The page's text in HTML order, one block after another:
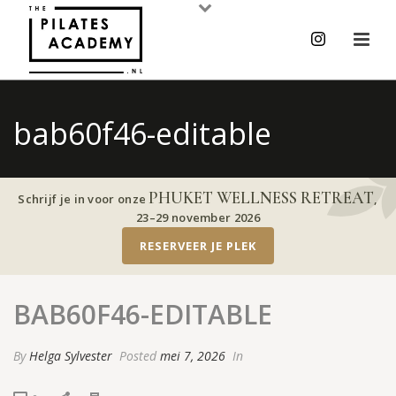
bab60f46-editable
Schrijf je in voor onze PHUKET WELLNESS RETREAT,
23–29 november 2026
RESERVEER JE PLEK
BAB60F46-EDITABLE
ByHelga Sylvester Posted mei 7, 2026 In